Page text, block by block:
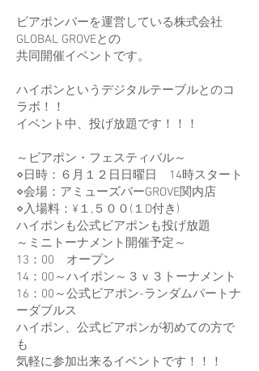
ビアポンバーを運営している株式会社
GLOBAL GROVEとの
共同開催イベントです。
ハイポンというデジタルテーブルとのコ
ラボ！！
イベント中、投げ放題です！！！
～ビアポン・フェスティバル～
⋄日時：６月１２日日曜日 14時スタート
⋄会場：アミューズバーGROVE関内店
⋄入場料：¥１,５００(１D付き)
ハイポンも公式ビアポンも投げ放題
～ミニトーナメント開催予定～
​13：00 オープン
14：00～ハイポン～３ｖ３トーナメント
16：00～公式ビアポン-ランダムパートナ
ーダブルス
ハイポン、公式ビアポンが初めての方で
も
気軽に参加出来るイベントです！！！